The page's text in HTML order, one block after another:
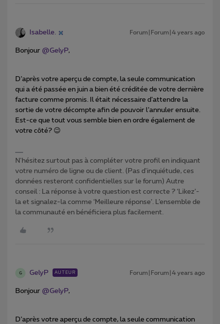
Isabelle. Forum|Forum|4 years ago
Bonjour @GelyP,
D’après votre aperçu de compte, la seule communication
qui a été passée en juin a bien été créditée de votre dernière
facture comme promis. Il était nécessaire d’attendre la
sortie de votre décompte afin de pouvoir l’annuler ensuite.
Est-ce que tout vous semble bien en ordre également de
votre côté? 😉
N'hésitez surtout pas à compléter votre profil en indiquant
votre numéro de ligne ou de client. (Pas d'inquiétude, ces
données resteront confidentielles sur le forum) Autre
conseil : La réponse à votre question est correcte ? ‘Likez’-
la et signalez-la comme ‘Meilleure réponse’. L’ensemble de
la communauté en bénéficiera plus facilement.
G GelyP AUTEUR Forum|Forum|4 years ago
Bonjour @GelyP,
D’après votre aperçu de compte, la seule communication